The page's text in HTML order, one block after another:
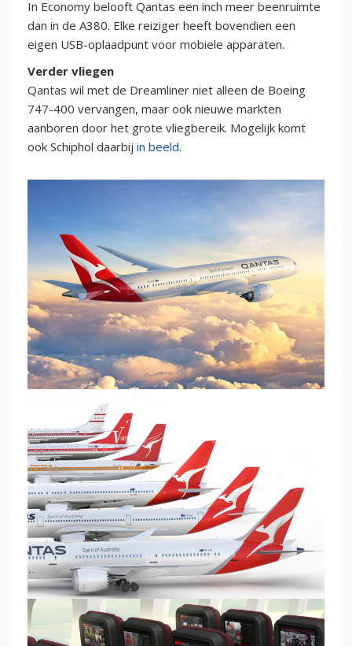
In Economy belooft Qantas een inch meer beenruimte
dan in de A380. Elke reiziger heeft bovendien een
eigen USB-oplaadpunt voor mobiele apparaten.
Verder vliegen
Qantas wil met de Dreamliner niet alleen de Boeing
747-400 vervangen, maar ook nieuwe markten
aanboren door het grote vliegbereik. Mogelijk komt
ook Schiphol daarbij in beeld.